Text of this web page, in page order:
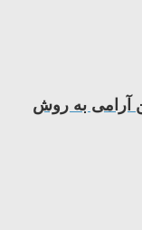
آرامی به روش